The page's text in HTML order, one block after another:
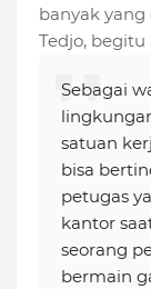
banyak
Tedjo, begitu
Sebagai
satuan
bisa
petugas
kantor
seorang
bermain